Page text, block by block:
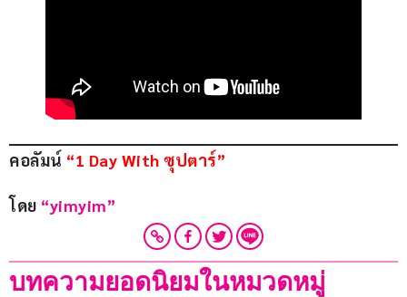
คอลัมน์ “1 Day With ซุปตาร์”
โดย “yimyim”
บทความยอดนิยมในหมวดหมู่